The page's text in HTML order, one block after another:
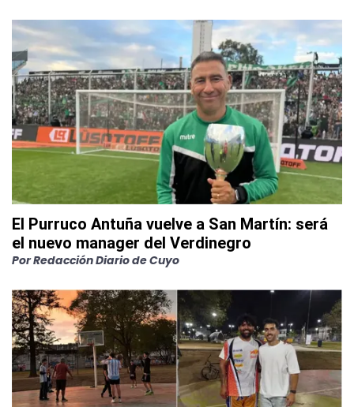
El Purruco Antuña vuelve a San Martín: será
el nuevo manager del Verdinegro
PorRedacción Diario de Cuyo